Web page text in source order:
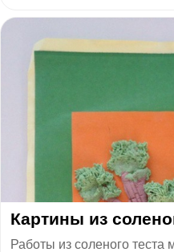
Картины из
Работы из соленого теста